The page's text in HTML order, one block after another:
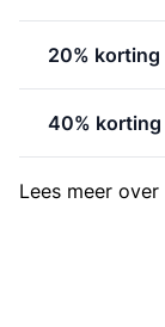
20% korting
40% korting
Lees meer over